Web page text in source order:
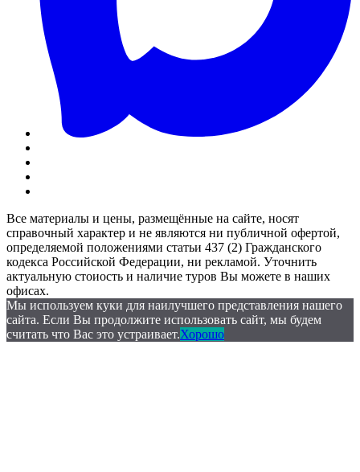
Все материалы и цены, размещённые на сайте, носят
справочный характер и не являются ни публичной офертой,
определяемой положениями статьи 437 (2) Гражданского
кодекса Российской Федерации, ни рекламой. Уточнить
актуальную стоиость и наличие туров Вы можете в наших
офисах.
Мы используем куки для наилучшего представления нашего
сайта. Если Вы продолжите использовать сайт, мы будем
считать что Вас это устраивает.Хорошо